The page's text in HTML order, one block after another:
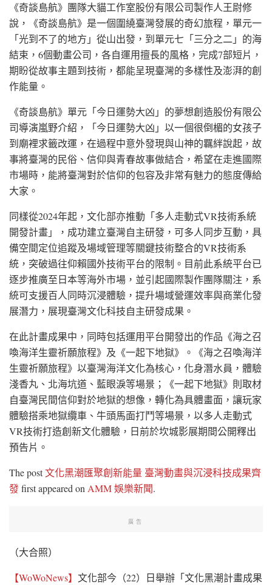
《奇談島航》團隊大貓工作室股份有限公司製作人王尉修
說，《奇談島航》是一個圍繞臺灣發展的奇幻旅程，單元一
「光到不了的地方」從山出發，到單元七「三分之二」的海
結束，6個動畫公司，各自運用擅長的風格，完成7部短片，
期盼從故事主題到技術，都能呈現臺灣的多樣性及澎湃的創
作能量。
《奇談島航》單元「今日運勢大凶」的夢想創造股份有限公
司導演嵐野介紹，「今日運勢大凶」以一個很倒楣的女孩子
到廟裡求籤改運，在過程中意外發現與山神的羈絆說起，故
事將臺灣的民俗、信仰與青春故事做結合，希望在走進國際
市場時，能將臺灣對於信仰的包容及非常有魅力的態度傳給
大家。
同樣從2024年起，文化部亦推動「多人走動式VR技術系統
開發計畫」，成功建立臺灣自主研發，可多人同步互動，具
備空間定位追蹤及場域管理等關鍵技術整合的VR技術系
統，突破過往仰賴國外技術平台的限制。目前此系統平台已
逐步推廣至日本等海外市場，並引起國際製作團隊關注，系
統可支援百人同時沉浸體驗，提升場域營運效率與商業化發
展潛力，展現臺灣文化科技自主研發成果。
在此計畫成果中，同時包括運用平台開發出的作品《海之召
喚海洋生靈祈願旅程》及《一起下地獄》。《海之召喚海洋
生靈祈願旅程》以臺灣海洋文化為核心，化身潛水員，體驗
淺香丸、北海坑道、藍眼淚等場景；《一起下地獄》則取材
自臺灣民間信仰對於地獄的想像，轉化為具體畫面，讓玩家
體驗搭乘地獄纜車、牛頭馬面打鬥等場景，以多人走動式
VR技術打造創新文化體驗，日前於坎城影展期間公開釋出
預告片。
The post文化黑潮匯聚創新能量 臺灣動畫與沉浸科技成果齊
發first appeared onAMM 娛樂新聞.
廣告
（大合照）
【WoWoNews】 文化部今（22）日舉辦「文化黑潮計畫成果